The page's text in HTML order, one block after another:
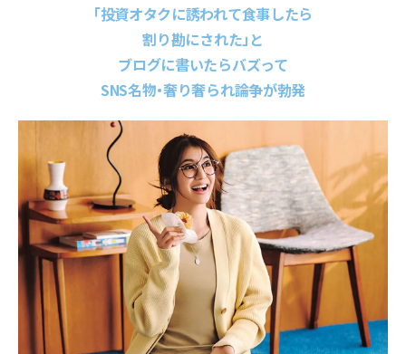
「投資オタクに誘われて食事したら
割り勘にされた」と
ブログに書いたらバズって
SNS名物・奢り奢られ論争が勃発